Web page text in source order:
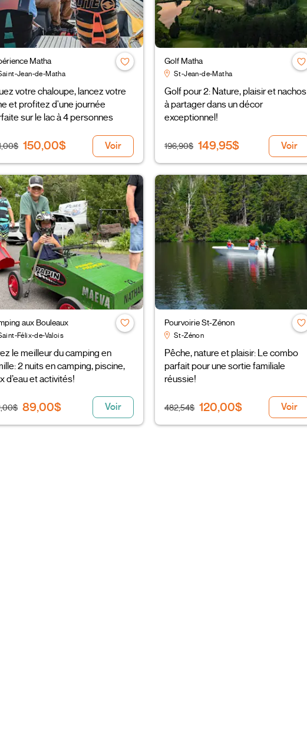
Matha
Jean-de-Matha
votre chaloupe, lancez votre
et profitez d'une journée
sur le lac à 4 personnes
150,00$ Voir
Golf Matha
St-Jean-de-Matha
Golf pour 2: Nature, plaisir et nachos
à partager dans un décor
exceptionnel!
196,90$ 149,95$ Voir
aux Bouleaux
Félix-de-Valois
le meilleur du camping en
2 nuits en camping, piscine,
d’eau et activités!
89,00$ Voir
Pourvoirie St-Zénon
St-Zénon
Pêche, nature et plaisir: Le combo
parfait pour une sortie familiale
réussie!
482,54$ 120,00$ Voir